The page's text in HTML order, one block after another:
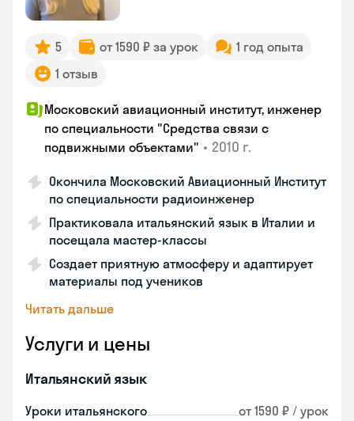
5 от 1590 ₽ за урок
1 год опыта
1 отзыв
Московский авиационный институт, инженер
по специальности "Средства связи с
подвижными объектами" • 2010 г.
Окончила Московский Авиационный Институт
по специальности радиоинженер
Практиковала итальянский язык в Италии и
посещала мастер-классы
Создает приятную атмосферу и адаптирует
материалы под учеников
Читать дальше
Услуги и цены
Итальянский язык
Уроки итальянского от 1590 ₽ / урок